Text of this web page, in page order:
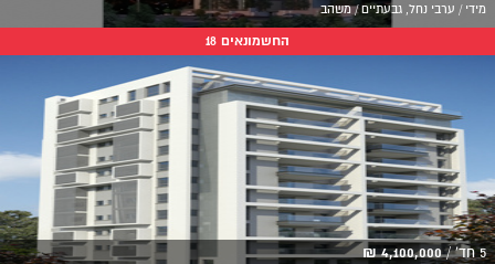
מידי / ערבי נחל, גבעתיים / משהב
החשמונאים 18
5 חד' / 4,100,000 ₪